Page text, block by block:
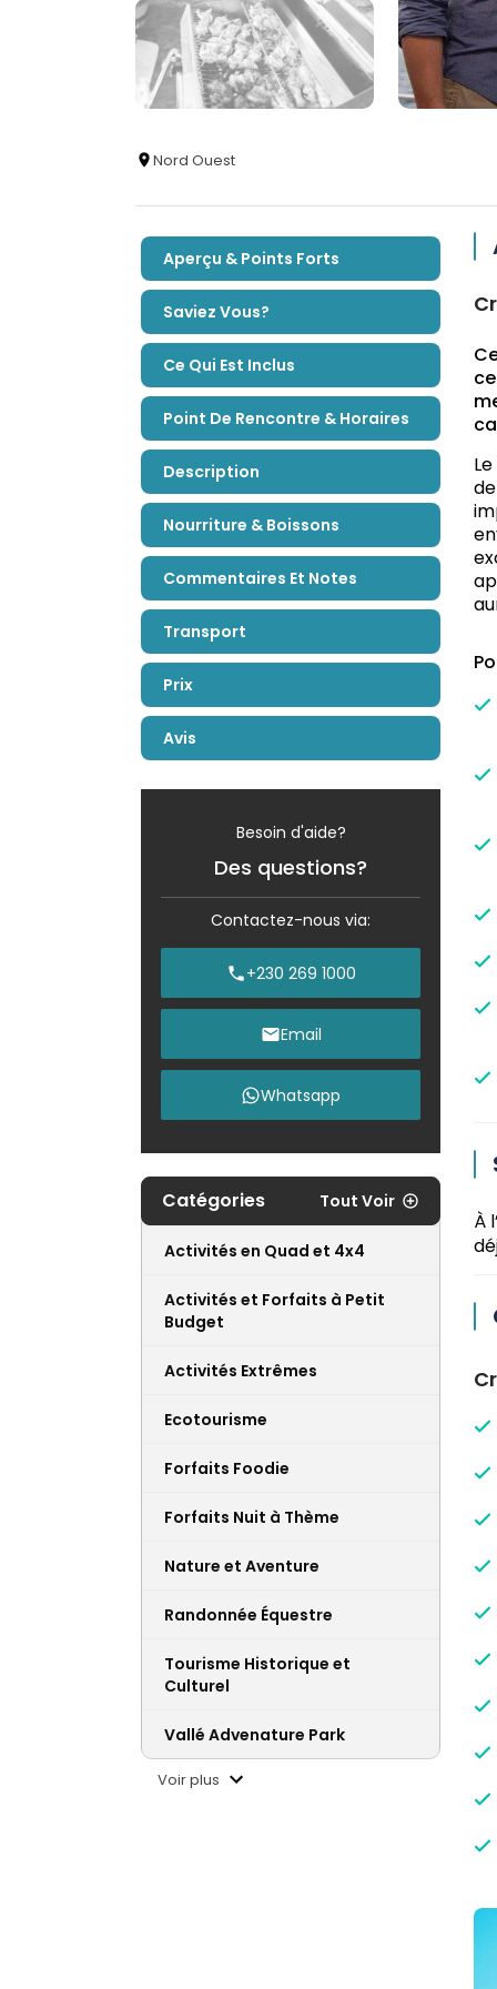
Nord Ouest
Aperçu & Points Forts
Saviez Vous?
Ce Qui Est Inclus
Point De Rencontre & Horaires
Description
Nourriture & Boissons
Commentaires Et Notes
Transport
Prix
Avis
Besoin d'aide?
Des questions?
Contactez-nous via:
+230 269 1000
Email
Whatsapp
Catégories Tout Voir
Activités en Quad et 4x4
Activités et Forfaits à Petit
Budget
Activités Extrêmes
Ecotourisme
Forfaits Foodie
Forfaits Nuit à Thème
Nature et Aventure
Randonnée Équestre
Tourisme Historique et
Culturel
Vallé Advenature Park
Voir plus
À